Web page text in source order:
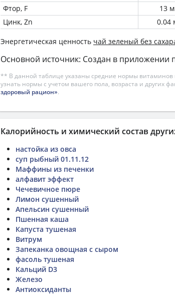
Фтор, F
13
Цинк, Zn
0.04
Энергетическая ценность чай зеленый без
Основной источник: Создан в приложении
** В данной таблице указаны средние нормы витаминов
узнать нормы с учетом вашего пола, возраста и других
здоровый рацион».
Калорийность и химический состав
настойка из овса
суп рыбный 01.11.12
Маффины из печенки
алфавит эффект
Чечевичное пюре
Лимон сушенный
Апельсин сушенный
Пшенная каша
Капуста тушеная
Витрум
Запеканка овощная с сыром
фасоль тушеная
Кальций D3
Железо
Антиоксиданты